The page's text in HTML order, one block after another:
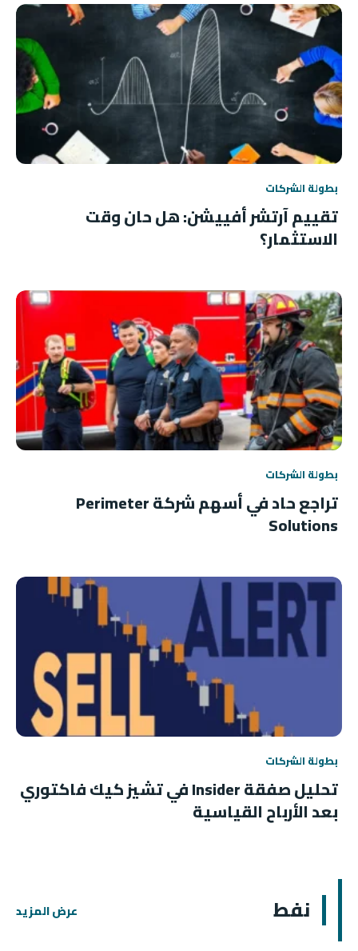
بطولة الشركات
تقييم آرتشر أفييشن: هل حان وقت
الاستثمار؟
بطولة الشركات
تراجع حاد في أسهم شركة Perimeter
Solutions
بطولة الشركات
تحليل صفقة Insider في تشيز كيك فاكتوري
بعد الأرباح القياسية
نفط عرض المزيد